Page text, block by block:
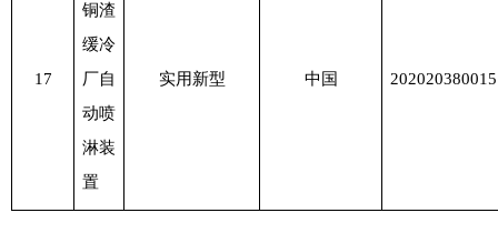
17
铜渣
缓冷
厂自
动喷
淋装
置
实用新型 中国